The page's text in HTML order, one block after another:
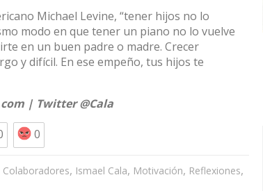
Michael Levine, “tener hijos no lo
modo en que tener un piano no lo vuelve
en un buen padre o madre. Crecer
y difícil. En ese empeño, tus hijos te
| Twitter@Cala
0
Colaboradores, Ismael Cala, Motivación, Reflexiones,